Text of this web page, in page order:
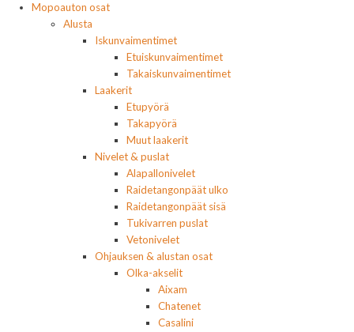
Mopoauton osat
Alusta
Iskunvaimentimet
Etuiskunvaimentimet
Takaiskunvaimentimet
Laakerit
Etupyörä
Takapyörä
Muut laakerit
Nivelet & puslat
Alapallonivelet
Raidetangonpäät ulko
Raidetangonpäät sisä
Tukivarren puslat
Vetonivelet
Ohjauksen & alustan osat
Olka-akselit
Aixam
Chatenet
Casalini